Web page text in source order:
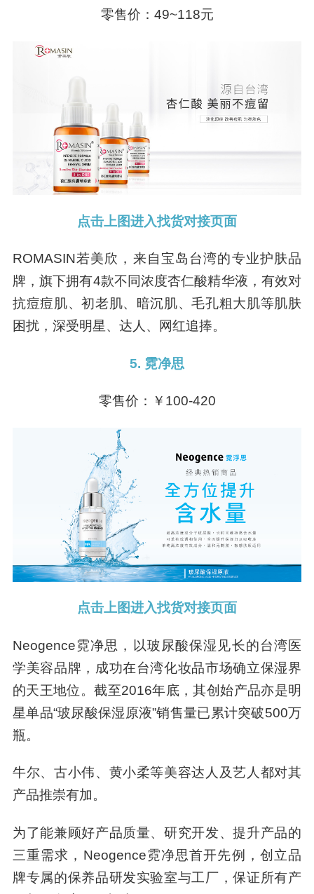
零售价：49~118元
点击上图进入找货对接页面
ROMASIN若美欣，来自宝岛台湾的专业护肤品
牌，旗下拥有4款不同浓度杏仁酸精华液，有效对
抗痘痘肌、初老肌、暗沉肌、毛孔粗大肌等肌肤
困扰，深受明星、达人、网红追捧。
5. 霓净思
零售价：￥100-420
点击上图进入找货对接页面
Neogence霓净思，以玻尿酸保湿见长的台湾医
学美容品牌，成功在台湾化妆品市场确立保湿界
的天王地位。截至2016年底，其创始产品亦是明
星单品“玻尿酸保湿原液”销售量已累计突破500万
瓶。
牛尔、古小伟、黄小柔等美容达人及艺人都对其
产品推崇有加。
为了能兼顾好产品质量、研究开发、提升产品的
三重需求，Neogence霓净思首开先例，创立品
牌专属的保养品研发实验室与工厂，保证所有产